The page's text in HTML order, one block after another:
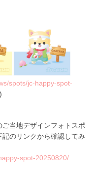
spots/jc-happy-spot-
当地デザインフォトスポ
のリンクから確認してみ
spot-20250820/